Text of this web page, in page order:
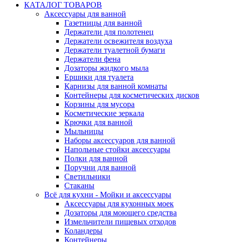
КАТАЛОГ ТОВАРОВ
Аксессуары для ванной
Газетницы для ванной
Держатели для полотенец
Держатели освежителя воздуха
Держатели туалетной бумаги
Держатели фена
Дозаторы жидкого мыла
Ершики для туалета
Карнизы для ванной комнаты
Контейнеры для косметических дисков
Корзины для мусора
Косметические зеркала
Крючки для ванной
Мыльницы
Наборы аксессуаров для ванной
Напольные стойки аксессуары
Полки для ванной
Поручни для ванной
Светильники
Стаканы
Всё для кухни - Мойки и аксессуары
Аксессуары для кухонных моек
Дозаторы для моющего средства
Измельчители пищевых отходов
Коландеры
Контейнеры